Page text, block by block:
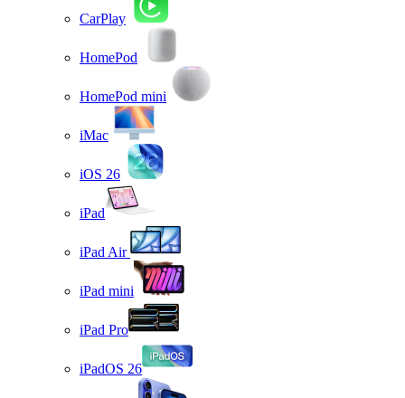
CarPlay
HomePod
HomePod mini
iMac
iOS 26
iPad
iPad Air
iPad mini
iPad Pro
iPadOS 26